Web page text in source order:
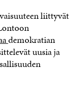
liittyvät
demokratian
uusia ja